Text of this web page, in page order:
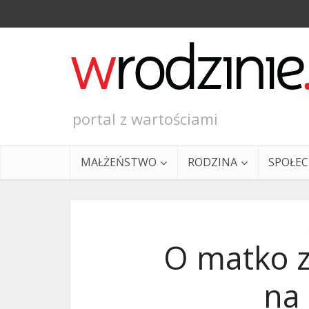
portal z wartościami
MAŁŻEŃSTWO RODZINA
O matko